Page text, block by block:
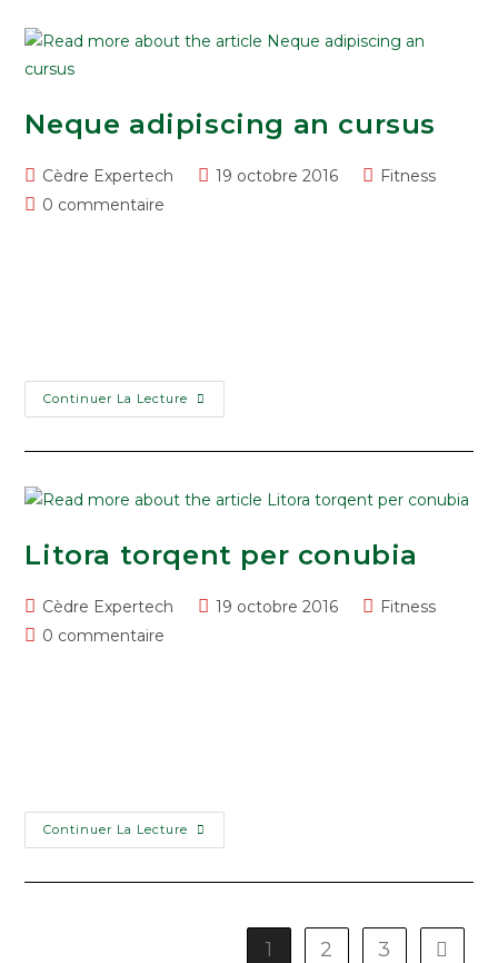
Neque adipiscing an cursus
Post
author:
Cèdre Expertech
Post19 octobre 2016
PostFitness
Post0 commentaire
Continuer La Lecture Neque
Adipiscing
Cursus
Litora torqent per conubia
Post
author:
Cèdre Expertech
Post19 octobre 2016
PostFitness
Post0 commentaire
Continuer La Lecture Litora
Torqent
Conubia
1 2 3 Go to